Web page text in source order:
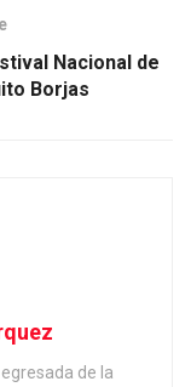
Nacional de
Borjas
de la